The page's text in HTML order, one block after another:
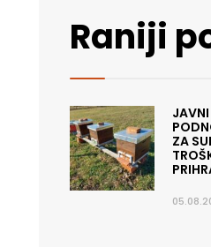
Raniji
ZA